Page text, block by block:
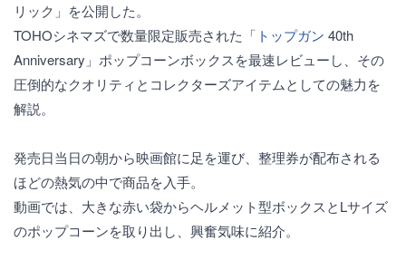
リック」を公開した。
TOHOシネマズで数量限定販売された「 トップガン 40th
Anniversary」ポップコーンボックスを最速レビューし、その
圧倒的なクオリティとコレクターズアイテムとしての魅力を
解説。
発売日当日の朝から映画館に足を運び、整理券が配布される
ほどの熱気の中で商品を入手。
動画では、大きな赤い袋からヘルメット型ボックスとLサイズ
のポップコーンを取り出し、興奮気味に紹介。